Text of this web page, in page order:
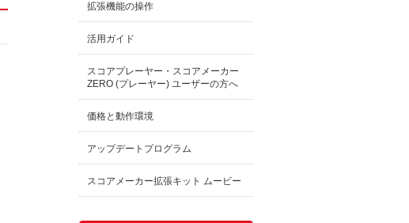
拡張機能の操作
活用ガイド
スコアプレーヤー・スコアメーカー
ZERO (プレーヤー) ユーザーの方へ
価格と動作環境
アップデートプログラム
スコアメーカー拡張キット ムービー